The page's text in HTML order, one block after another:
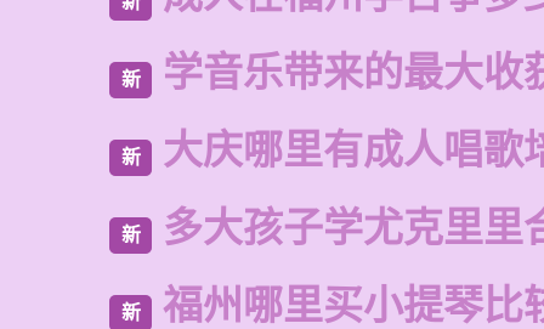
新 学音乐带来的最大收
新 大庆哪里有成人唱歌
新 多大孩子学尤克里里
新 福州哪里买小提琴比